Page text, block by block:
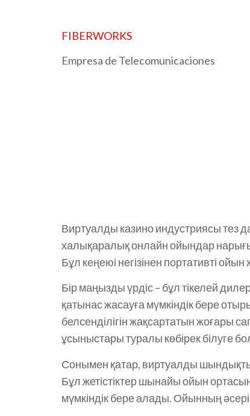
FIBERWORKS
Empresa de Telecomunicaciones
Виртуалды казино индустриясы тез
халықаралық онлайн ойындар
Бұл кеңеюі негізінен портативті
Бір маңызды үрдіс – бұл тікелей
қатынас жасауға мүмкіндік бере
белсенділігін жақсартатын жоғары
ұсыныстары туралы көбірек білуге
Сонымен қатар, виртуалды
Бұл жетістіктер шынайы ойын
мүмкіндік бере алады. Ойынның әсері